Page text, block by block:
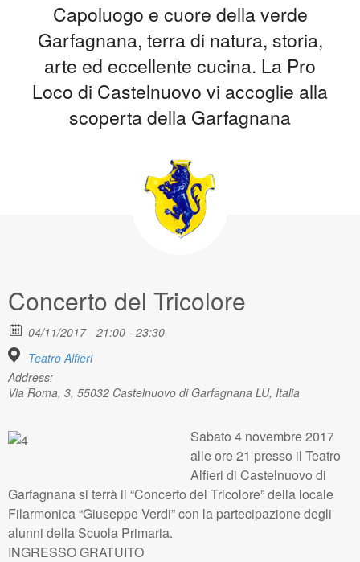
Capoluogo e cuore della verde
Garfagnana, terra di natura, storia,
arte ed eccellente cucina. La Pro
Loco di Castelnuovo vi accoglie alla
scoperta della Garfagnana
Concerto del Tricolore
04/11/2017 21:00 - 23:30
Teatro Alfieri
Address:
Via Roma, 3, 55032 Castelnuovo di Garfagnana LU, Italia
Sabato 4 novembre 2017
alle ore 21 presso il Teatro
Alfieri di Castelnuovo di
Garfagnana si terrà il “Concerto del Tricolore” della locale
Filarmonica “Giuseppe Verdi” con la partecipazione degli
alunni della Scuola Primaria.
INGRESSO GRATUITO